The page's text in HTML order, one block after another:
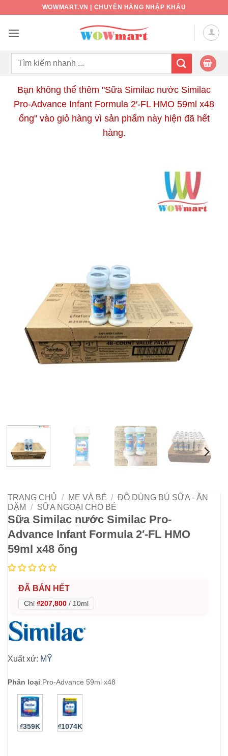
nội
WOWMART.VN | CHUYÊN HÀNG NHẬP KHẨU
Tìm
Bạn không thể thêm "Sữa Similac nước Similac
Pro-Advance Infant Formula 2′-FL HMO 59ml x48
ống" vào giỏ hàng vì sản phẩm này hiện đã hết
hàng.
TRANG CHỦ / MẸ VÀ BÉ / ĐỒ DÙNG BÚ SỮA - ĂN
DẶM
/ SỮA NGOẠI CHO BÉ
Sữa Similac nước Similac Pro-
Advance Infant Formula 2′-FL HMO
59ml x48 ống
ĐÃ BÁN HẾT
Chỉ ₫207,800 / 10ml
Xuất xứ: MỸ
Phân loại:Pro-Advance 59ml x48
₫359K ₫1074K